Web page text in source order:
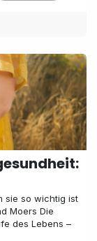
sie so wichtig ist
Moers Die
des Lebens –